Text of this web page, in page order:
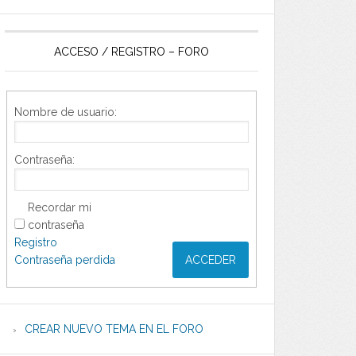
ACCESO / REGISTRO – FORO
Nombre de usuario:
Contraseña:
Recordar mi
contraseña
ACCEDER
Registro
Contraseña perdida
CREAR NUEVO TEMA EN EL FORO